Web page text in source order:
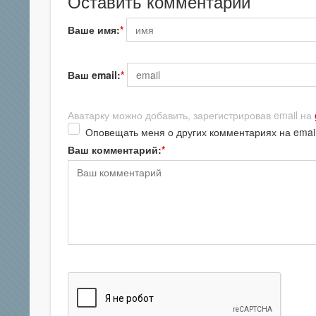
Ваше имя:
Ваш email:
Аватарку можно добавить, зарегистрировав email на
Оповещать меня о других комментариях на email
Ваш комментарий: